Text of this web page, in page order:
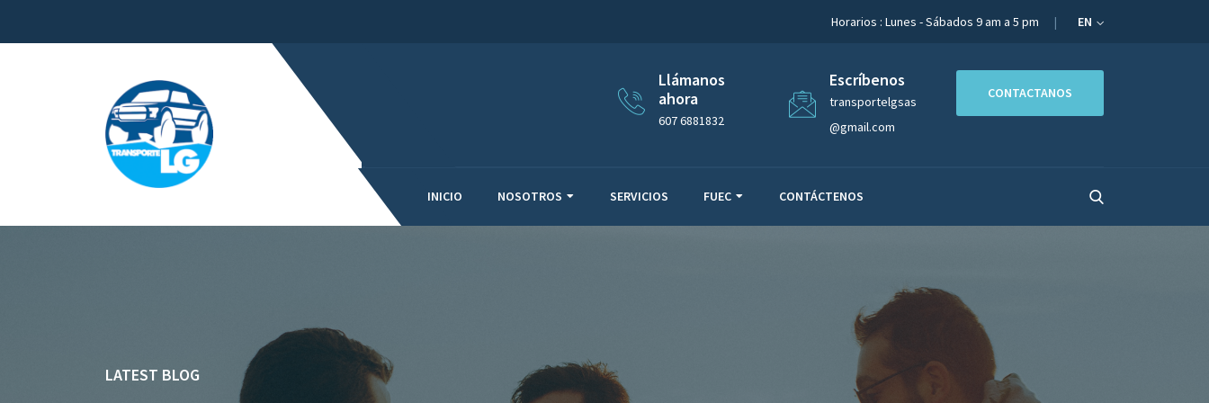
Horarios : Lunes - Sábados 9 am a 5 pm EN
Llámanos
ahora
607 6881832
Escríbenos
transportelgsas
@gmail.com
CONTACTANOS
INICIO NOSOTROS SERVICIOS FUEC CONTÁCTENOS
LATEST BLOG